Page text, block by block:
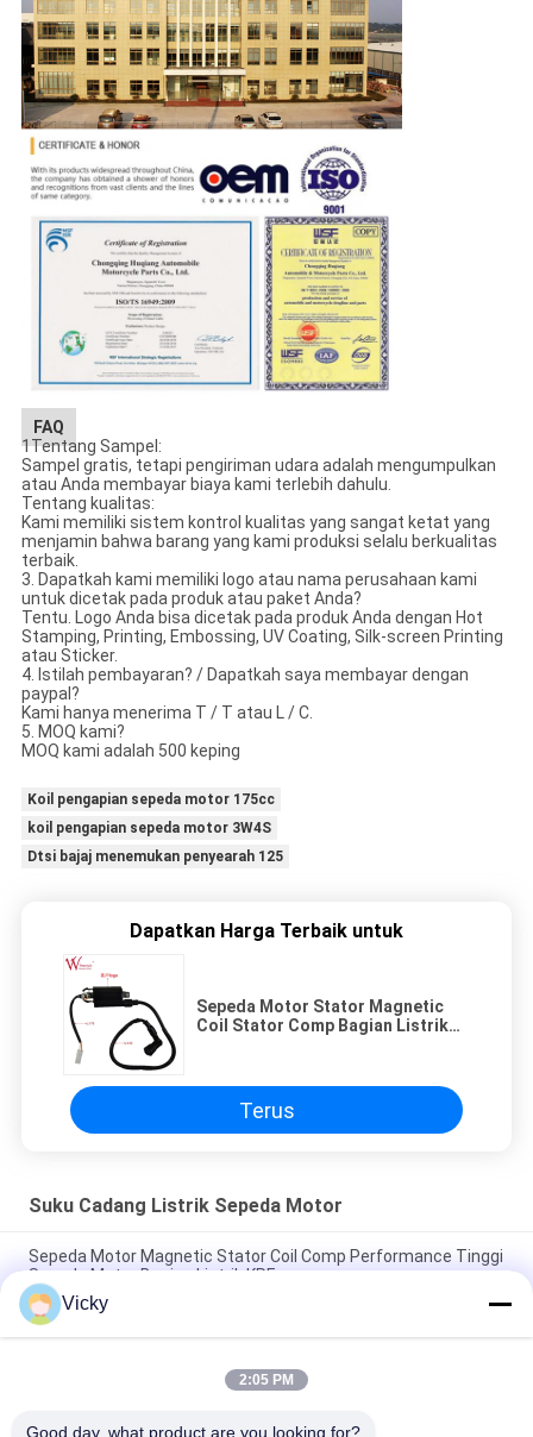
FAQ
1Tentang Sampel:
Sampel gratis, tetapi pengiriman udara adalah mengumpulkan
atau Anda membayar biaya kami terlebih dahulu.
Tentang kualitas:
Kami memiliki sistem kontrol kualitas yang sangat ketat yang
menjamin bahwa barang yang kami produksi selalu berkualitas
terbaik.
3. Dapatkah kami memiliki logo atau nama perusahaan kami
untuk dicetak pada produk atau paket Anda?
Tentu. Logo Anda bisa dicetak pada produk Anda dengan Hot
Stamping, Printing, Embossing, UV Coating, Silk-screen Printing
atau Sticker.
4. Istilah pembayaran? / Dapatkah saya membayar dengan
paypal?
Kami hanya menerima T / T atau L / C.
5. MOQ kami?
MOQ kami adalah 500 keping
Koil pengapian sepeda motor 175cc
koil pengapian sepeda motor 3W4S
Dtsi bajaj menemukan penyearah 125
Dapatkan Harga Terbaik untuk
Sepeda Motor Stator Magnetic
Coil Stator Comp Bagian Listrik
Terus
Suku Cadang Listrik Sepeda Motor
Sepeda Motor Magnetic Stator Coil Comp Performance Tinggi
Sepeda Motor Bagian Listrik KRF
Konektor Relay Sepeda Motor Listrik Kriss 100 untuk Pembeli
B2B Kinerja Baik Pria 6.3mm
Relay pemutar listrik sepeda motor untuk NOUVO Pin konektor
Vicky
2:05 PM
Good day, what product are you looking for?